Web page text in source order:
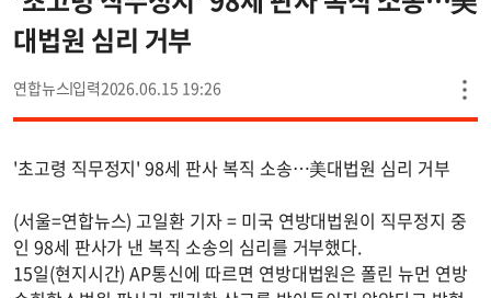
대법원 심리 거부
연합뉴스 2026.06.15 19:26
'초고령 직무정지' 98세 판사 복직 소송…美대법원 심리 거부
(서울=연합뉴스) 고일환 기자 = 미국 연방대법원이 직무정지 중
인 98세 판사가 낸 복직 소송의 심리를 거부했다.
15일(현지시간) AP통신에 따르면 연방대법원은 폴린 뉴먼 연방